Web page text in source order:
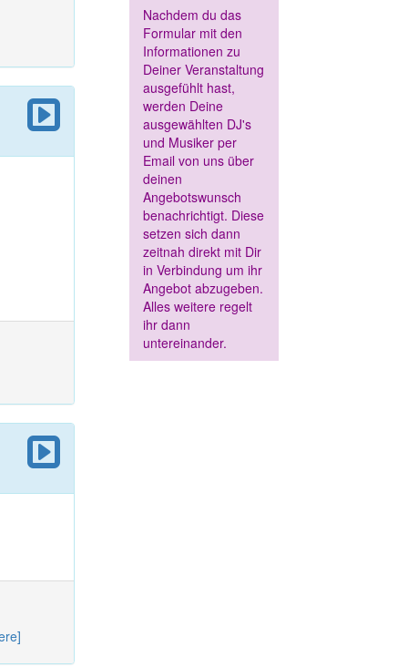
Nachdem du das
Formular mit den
Informationen zu
Deiner Veranstaltung
ausgefühlt hast,
werden Deine
ausgewählten DJ's
und Musiker per
Email von uns über
deinen
Angebotswunsch
benachrichtigt. Diese
setzen sich dann
zeitnah direkt mit Dir
in Verbindung um ihr
Angebot abzugeben.
Alles weitere regelt
ihr dann
untereinander.